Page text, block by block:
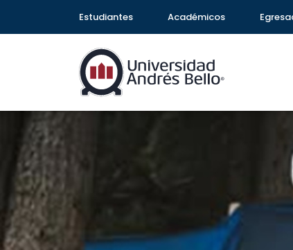
Estudiantes Académicos